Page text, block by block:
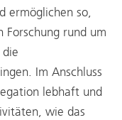
ermöglichen so,
Forschung rund um
Im Anschluss
lebhaft und
wie das